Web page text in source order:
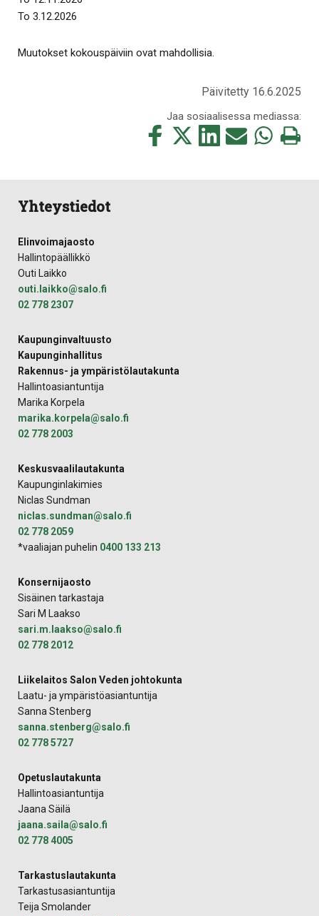
To 3.12.2026
Muutokset kokouspäiviin ovat mahdollisia.
Päivitetty 16.6.2025
Jaa sosiaalisessa mediassa:
Jaa
Jaa
Jaa
Jaa
Jaa
Tulosta
Yhteystiedot
Elinvoimajaosto
Hallintopäällikkö
Outi Laikko
outi.laikko@salo.fi
02 778 2307
Kaupunginvaltuusto
Kaupunginhallitus
Rakennus- ja ympäristölautakunta
Hallintoasiantuntija
Marika Korpela
marika.korpela@salo.fi
02 778 2003
Keskusvaalilautakunta
Kaupunginlakimies
Niclas Sundman
niclas.sundman@salo.fi
02 778 2059
*vaaliajan puhelin 0400 133 213
Konsernijaosto
Sisäinen tarkastaja
Sari M Laakso
sari.m.laakso@salo.fi
02 778 2012
Liikelaitos Salon Veden johtokunta
Laatu- ja ympäristöasiantuntija
Sanna Stenberg
sanna.stenberg@salo.fi
02 778 5727
Opetuslautakunta
Hallintoasiantuntija
Jaana Säilä
jaana.saila@salo.fi
02 778 4005
Tarkastuslautakunta
Tarkastusasiantuntija
Teija Smolander